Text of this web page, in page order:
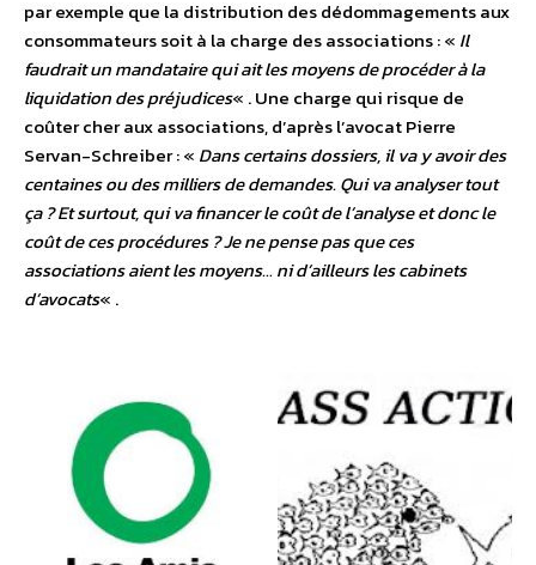
par exemple que la distribution des dédommagements aux
consommateurs soit à la charge des associations : « Il
faudrait un mandataire qui ait les moyens de procéder à la
liquidation des préjudices« . Une charge qui risque de
coûter cher aux associations, d’après l’avocat Pierre
Servan-Schreiber : « Dans certains dossiers, il va y avoir des
centaines ou des milliers de demandes. Qui va analyser tout
ça ? Et surtout, qui va financer le coût de l’analyse et donc le
coût de ces procédures ? Je ne pense pas que ces
associations aient les moyens… ni d’ailleurs les cabinets
d’avocats« .